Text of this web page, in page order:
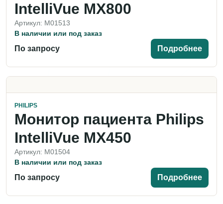
IntelliVue MX800
Артикул: M01513
В наличии или под заказ
По запросу Подробнее
PHILIPS
Монитор пациента Philips
IntelliVue MX450
Артикул: M01504
В наличии или под заказ
По запросу Подробнее